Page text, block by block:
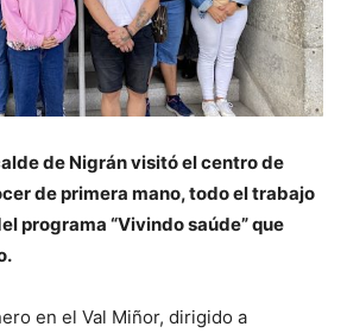
de Nigrán visitó el centro de
de primera mano, todo el trabajo
programa “Vivindo saúde” que
en el Val Miñor, dirigido a